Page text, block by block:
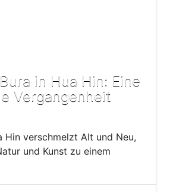
in Hua Hin: Eine
Vergangenheit
Hin verschmelzt Alt und Neu,
und Kunst zu einem